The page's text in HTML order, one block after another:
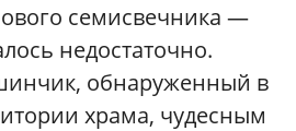
семисвечника —
недостаточно.
обнаруженный в
храма, чудесным